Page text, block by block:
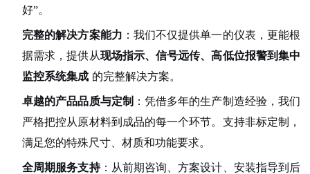
好”。
完整的解决方案能力 ：我们不仅提供单一的仪表，更能根
据需求，提供从现场指示、信号远传、高低位报警到集中
监控系统集成 的完整解决方案。
卓越的产品品质与定制 ：凭借多年的生产制造经验，我们
严格把控从原材料到成品的每一个环节。支持非标定制，
满足您的特殊尺寸、材质和功能要求。
全周期服务支持：从前期咨询、方案设计、安装指导到后